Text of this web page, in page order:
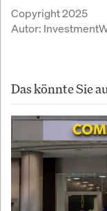
und ein System
Copyright 2025
Autor:
Das könnte Sie